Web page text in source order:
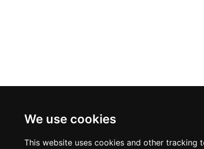
We use cookies
This website uses cookies and other